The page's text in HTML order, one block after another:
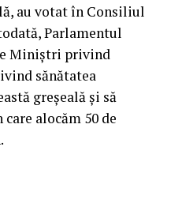
au votat în Consiliul
Parlamentul
Miniştri privind
sănătatea
greşeală şi să
alocăm 50 de